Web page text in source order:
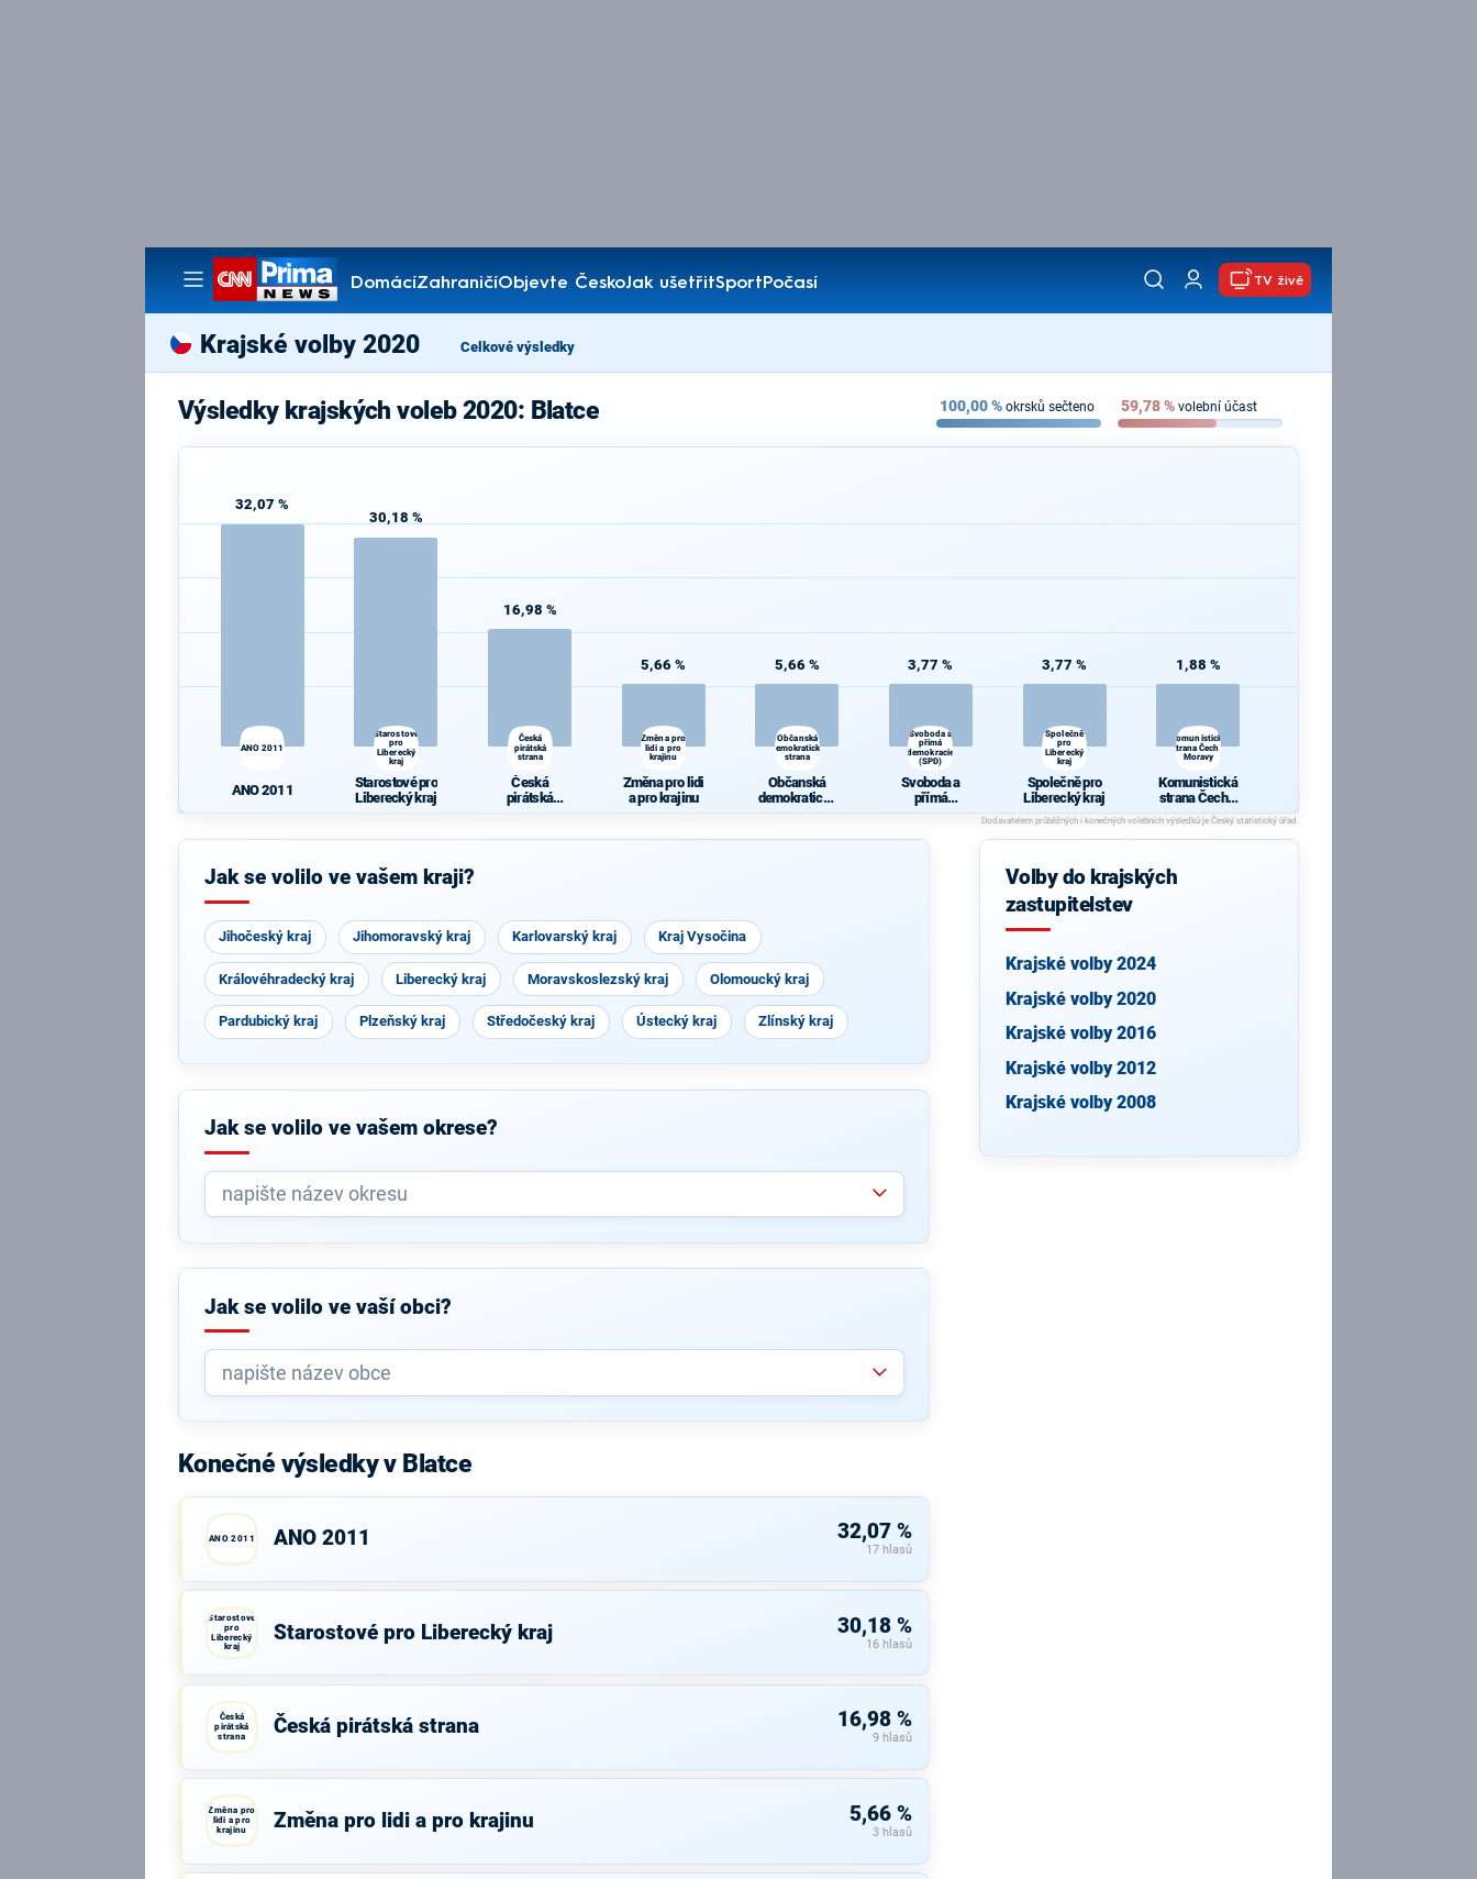
DomácíZahraničíObjevte ČeskoJak ušetřitSportPočasí
Pořady
TV živě
Krajské volby 2020 Celkové výsledky
Výsledky krajských voleb 2020: Blatce 100,00% okrsků sečteno 59,78% volební účast
32,07 %
ANO 2011
ANO 2011
30,18 %
Starostové
pro
Liberecký
kraj
Starostové pro
Liberecký kraj
16,98 %
Česká
pirátská
strana
Česká
pirátská
5,66 %
Změna pro
lidi a pro
krajinu
Změna pro lidi
a pro krajinu
5,66 %
Občanská
demokratická
strana
Občanská
demokratická
strana
3,77 %
Svoboda a
přímá
demokracie
(SPD)
Svoboda a
přímá
demokracie
3,77 %
Společně
pro
Liberecký
kraj
Společně pro
Liberecký kraj
1,88 %
Komunistická
strana Čech a
Moravy
Komunistická
strana Čech a
Moravy
Jak se volilo ve vašem kraji?
Jihočeský kraj Jihomoravský kraj Karlovarský kraj Kraj Vysočina
Královéhradecký kraj Liberecký kraj Moravskoslezský kraj Olomoucký kraj
Pardubický kraj Plzeňský kraj Středočeský kraj Ústecký kraj Zlínský kraj
Jak se volilo ve vašem okrese?
Jak se volilo ve vaší obci?
Konečné výsledky v Blatce
ANO 2011 ANO 2011 32,07 %
17 hlasů
Starostové
pro
Liberecký
kraj
Starostové pro Liberecký kraj 30,18 %
16 hlasů
Česká
pirátská
strana
Česká pirátská strana 16,98 %
9 hlasů
Změna pro
lidi a pro
krajinu
Změna pro lidi a pro krajinu 5,66 %
3 hlasů
Volby do krajských
zastupitelstev
Krajské volby 2024
Krajské volby 2020
Krajské volby 2016
Krajské volby 2012
Krajské volby 2008